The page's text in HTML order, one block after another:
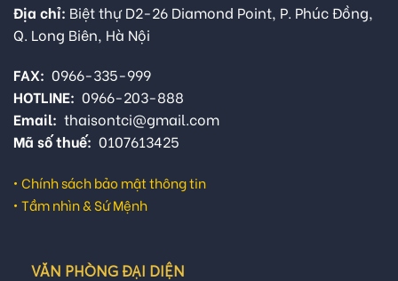
Địa chỉ: Biệt thự D2-26 Diamond Point, P. Phúc Đồng,
Q. Long Biên, Hà Nội
FAX: 0966-335-999
HOTLINE: 0966-203-888
Email: thaisontci@gmail.com
Mã số thuế: 0107613425
• Chính sách bảo mật thông tin
• Tầm nhìn & Sứ Mệnh
VĂN PHÒNG ĐẠI DIỆN